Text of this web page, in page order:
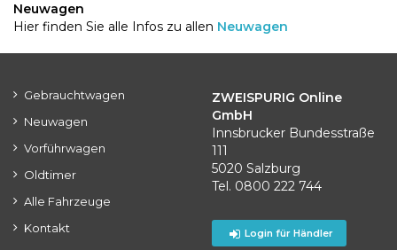
Neuwagen
Hier finden Sie alle Infos zu allen Neuwagen
Gebrauchtwagen
Neuwagen
Vorführwagen
Oldtimer
Alle Fahrzeuge
Kontakt
ZWEISPURIG Online
GmbH
Innsbrucker Bundesstraße
111
5020 Salzburg
Tel. 0800 222 744
Login für Händler